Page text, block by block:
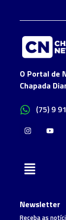
O Portal de
Chapada
(75) 9
Newsletter
Receba as